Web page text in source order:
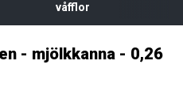
våfflor
- mjölkkanna - 0,26